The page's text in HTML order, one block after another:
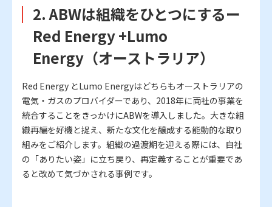
2. ABWは組織をひとつにするー
Red Energy +Lumo
Energy（オーストラリア）
Red Energy とLumo Energyはどちらもオーストラリアの
電気・ガスのプロバイダーであり、2018年に両社の事業を
統合することをきっかけにABWを導入しました。大きな組
織再編を好機と捉え、新たな文化を醸成する能動的な取り
組みをご紹介します。組織の過渡期を迎える際には、自社
の「ありたい姿」に立ち戻り、再定義することが重要であ
ると改めて気づかされる事例です。